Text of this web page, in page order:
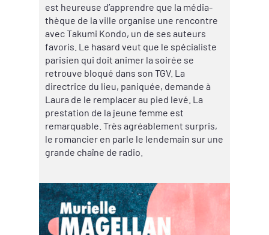
est heureuse d’apprendre que la média-
thèque de la ville organise une rencontre
avec Takumi Kondo, un de ses auteurs
favoris. Le hasard veut que le spécialiste
parisien qui doit animer la soirée se
retrouve bloqué dans son TGV. La
directrice du lieu, paniquée, demande à
Laura de le remplacer au pied levé. La
prestation de la jeune femme est
remarquable. Très agréablement surpris,
le romancier en parle le lendemain sur une
grande chaîne de radio.